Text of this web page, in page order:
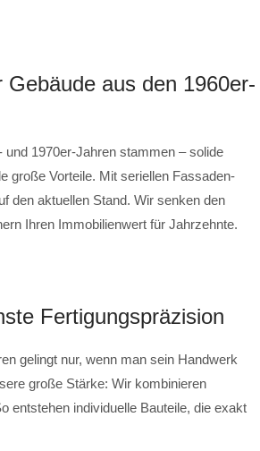
aus den 1960er-
1970er-Jahren stammen – solide
große Vorteile. Mit seriellen Fassaden-
den aktuellen Stand. Wir senken den
Ihren Immobilienwert für Jahrzehnte.
Fertigungspräzision
gelingt nur, wenn man sein Handwerk
große Stärke: Wir kombinieren
entstehen individuelle Bauteile, die exakt